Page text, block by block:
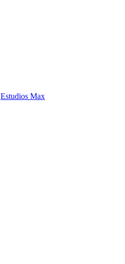
Estudios Max